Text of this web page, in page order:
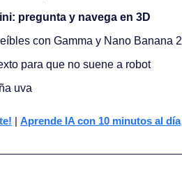
pregunta y navega en 3D
con Gamma y Nano Banana 2
para que no suene a robot
uva
| Aprende IA con 10 minutos al día